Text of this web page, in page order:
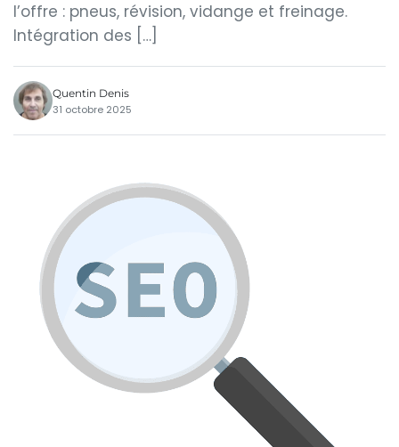
l’offre : pneus, révision, vidange et freinage.
Intégration des […]
Quentin Denis
31 octobre 2025